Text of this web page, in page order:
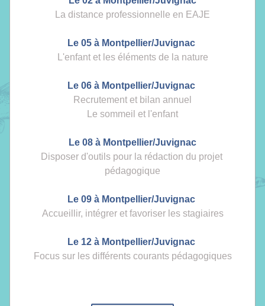
La distance professionnelle en EAJE
Le 05 à Montpellier/Juvignac
L'enfant et les éléments de la nature
Le 06 à Montpellier/Juvignac
Recrutement et bilan annuel
Le sommeil et l'enfant
Le 08 à Montpellier/Juvignac
Disposer d'outils pour la rédaction du projet
pédagogique
Le 09 à Montpellier/Juvignac
Accueillir, intégrer et favoriser les stagiaires
Le 12 à Montpellier/Juvignac
Focus sur les différents courants pédagogiques